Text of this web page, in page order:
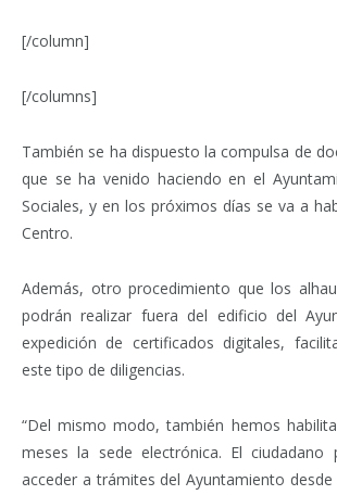
[/column]
[/columns]
También se ha dispuesto la compulsa de
que se ha venido haciendo en el
Sociales, y en los próximos días se va a
Centro.
Además, otro procedimiento que los
podrán realizar fuera del edificio del
expedición de certificados digitales,
este tipo de diligencias.
“Del mismo modo, también hemos
meses la sede electrónica. El ciudadano
acceder a trámites del Ayuntamiento